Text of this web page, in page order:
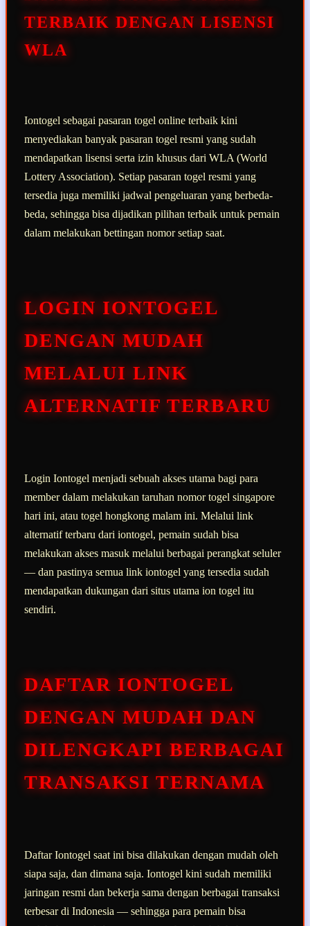
TERBAIK DENGAN LISENSI
WLA
Iontogel sebagai pasaran togel online terbaik kini
menyediakan banyak pasaran togel resmi yang sudah
mendapatkan lisensi serta izin khusus dari WLA (World
Lottery Association). Setiap pasaran togel resmi yang
tersedia juga memiliki jadwal pengeluaran yang berbeda-
beda, sehingga bisa dijadikan pilihan terbaik untuk pemain
dalam melakukan bettingan nomor setiap saat.
LOGIN IONTOGEL
DENGAN MUDAH
MELALUI LINK
ALTERNATIF TERBARU
Login Iontogel menjadi sebuah akses utama bagi para
member dalam melakukan taruhan nomor togel singapore
hari ini, atau togel hongkong malam ini. Melalui link
alternatif terbaru dari iontogel, pemain sudah bisa
melakukan akses masuk melalui berbagai perangkat seluler
— dan pastinya semua link iontogel yang tersedia sudah
mendapatkan dukungan dari situs utama ion togel itu
sendiri.
DAFTAR IONTOGEL
DENGAN MUDAH DAN
DILENGKAPI BERBAGAI
TRANSAKSI TERNAMA
Daftar Iontogel saat ini bisa dilakukan dengan mudah oleh
siapa saja, dan dimana saja. Iontogel kini sudah memiliki
jaringan resmi dan bekerja sama dengan berbagai transaksi
terbesar di Indonesia — sehingga para pemain bisa